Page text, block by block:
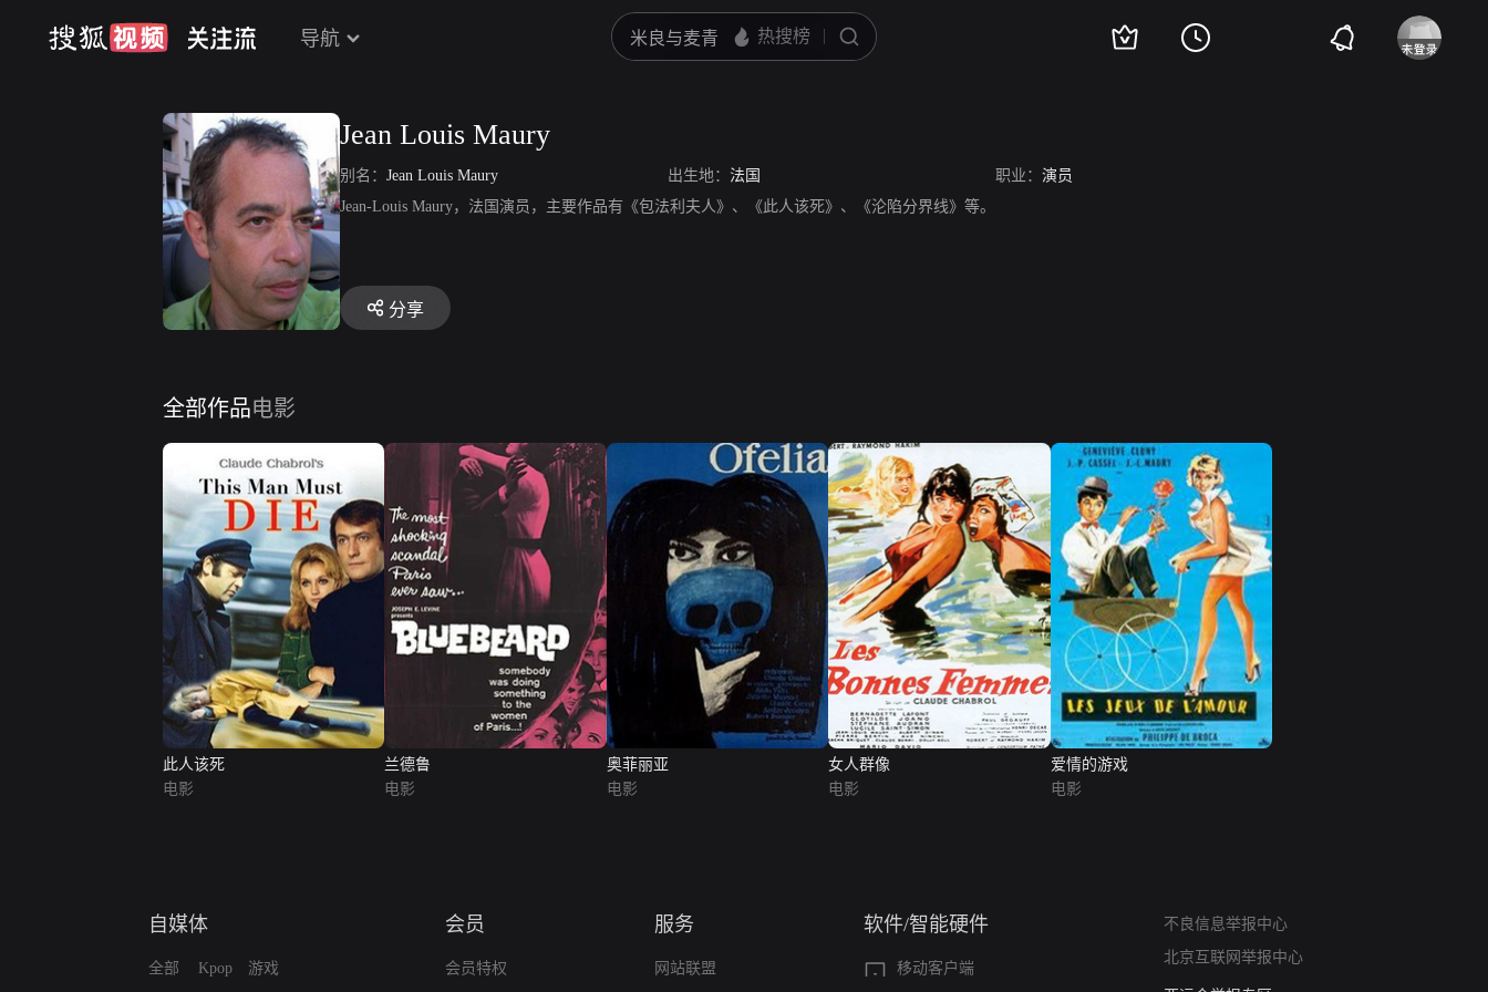
导航
Jean Louis Maury
别名： Jean Louis Maury 出生地： 法国 职业： 演员
Jean-Louis Maury，法国演员，主要作品有《包法利夫人》、《此人该死》、《沦陷分界线》等。
分享
全部作品电影
此人该死
电影
兰德鲁
电影
奥菲丽亚
电影
女人群像
电影
爱情的游戏
电影
自媒体
全部 Kpop 游戏
会员
会员特权
服务
网站联盟
软件/智能硬件
移动客户端
不良信息举报中心
北京互联网举报中心
算法推荐专项举报